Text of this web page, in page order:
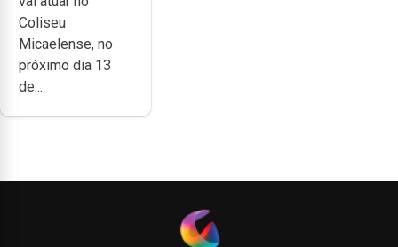
carreira no
Coliseu
Micaelense
Coliseu
Micaelense, no
próximo dia 13
de...